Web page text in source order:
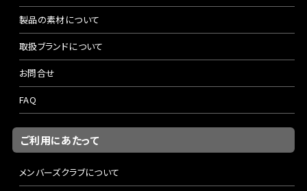
製品の素材について
取扱ブランドについて
お問合せ
FAQ
ご利用にあたって
メンバーズクラブについて